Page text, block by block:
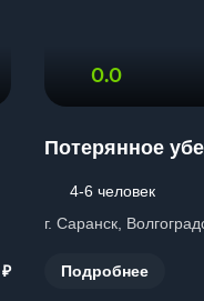
₽
0.0
Потерянное
4-6 человек
г. Саранск,
Подробнее